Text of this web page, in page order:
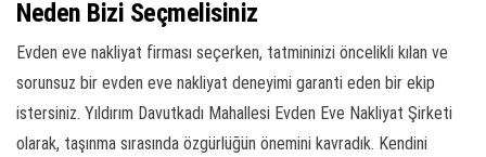
Neden Bizi Seçmelisiniz
Evden eve nakliyat firması seçerken, tatmininizi öncelikli kılan ve
sorunsuz bir evden eve nakliyat deneyimi garanti eden bir ekip
istersiniz. Yıldırım Davutkadı Mahallesi Evden Eve Nakliyat Şirketi
olarak, taşınma sırasında özgürlüğün önemini kavradık. Kendini